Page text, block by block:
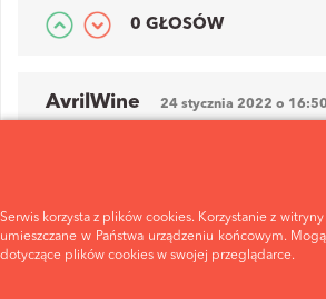
Serwis korzysta z plików cookies. Korzystanie z
umieszczane w Państwa urządzeniu końcowym.
dotyczące plików cookies w swojej przeglądarce.
0 GŁOSÓW
AvrilWine 24 stycznia 2022 o 16:50
umysł śpi. I wtedy np. nawet jak wmawiam
obudzona i staram się myśleć o czymś...
ODPOWIEDZ